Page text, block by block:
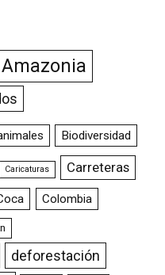
Amazonia
Biodiversidad
Caricaturas Carreteras
Colombia
deforestación